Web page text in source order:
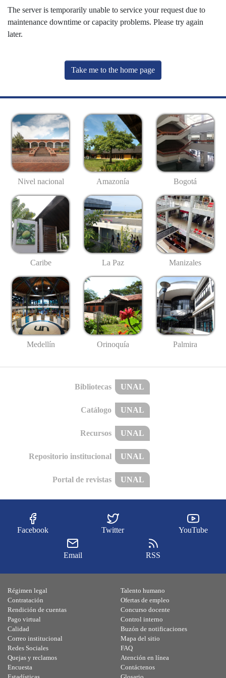
The server is temporarily unable to service your request due to
maintenance downtime or capacity problems. Please try again
later.
Take me to the home page
Nivel nacional Amazonía Bogotá
Caribe La Paz Manizales
Medellín Orinoquía Palmira
Bibliotecas UNAL
Catálogo UNAL
Recursos UNAL
Repositorio institucional UNAL
Portal de revistas UNAL
Facebook Twitter YouTube
Email RSS
Régimen legal
Contratación
Rendición de cuentas
Pago virtual
Calidad
Talento humano
Ofertas de empleo
Concurso docente
Control interno
Buzón de notificaciones
Correo institucional
Redes Sociales
Quejas y reclamos
Encuesta
Mapa del sitio
FAQ
Atención en línea
Contáctenos